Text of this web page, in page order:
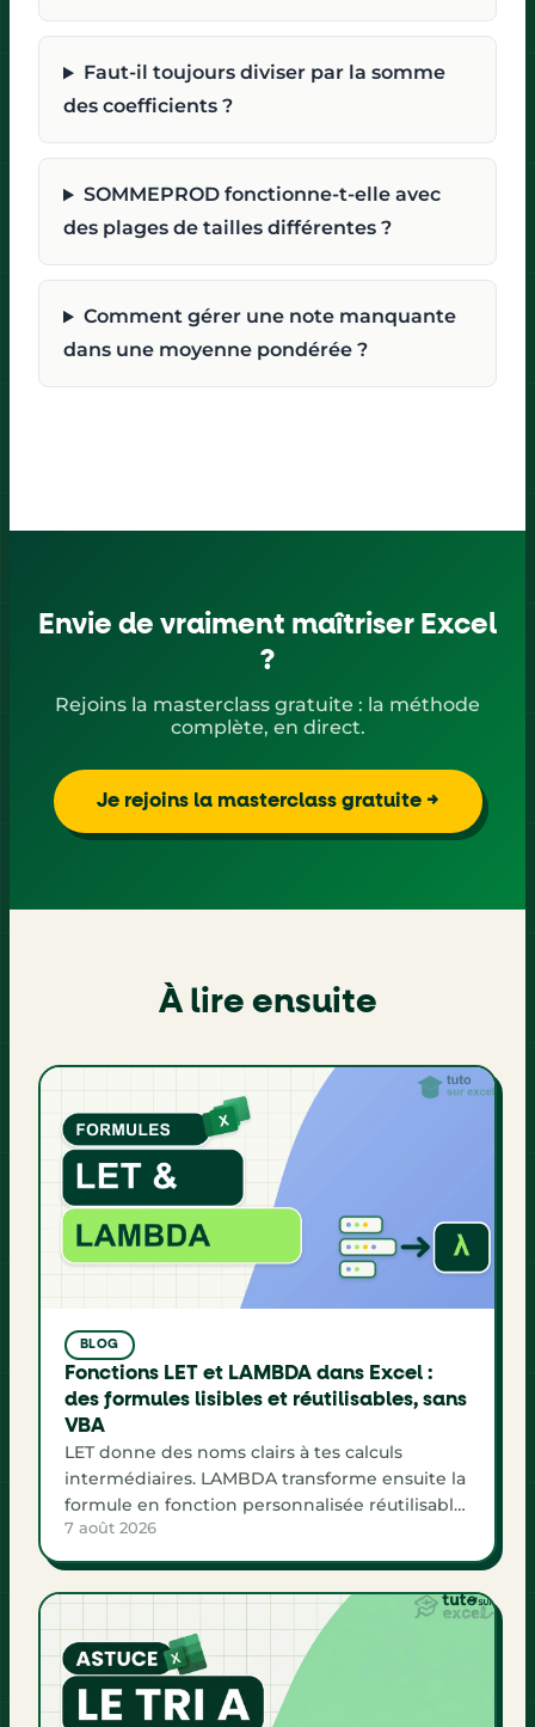
Faut-il toujours diviser par la somme
des coefficients ?
SOMMEPROD fonctionne-t-elle avec
des plages de tailles différentes ?
Comment gérer une note manquante
dans une moyenne pondérée ?
Envie de vraiment maîtriser Excel
?
Rejoins la masterclass gratuite : la méthode
complète, en direct.
Je rejoins la masterclass gratuite →
À lire ensuite
BLOG
Fonctions LET et LAMBDA dans Excel :
des formules lisibles et réutilisables, sans
VBA
LET donne des noms clairs à tes calculs
intermédiaires. LAMBDA transforme ensuite la
formule en fonction personnalisée réutilisable,
sans VBA. Voici la méthode complète avec un
exemple de commission.
7 août 2026